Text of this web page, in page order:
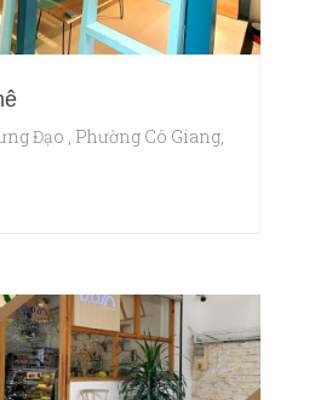
Đạo , Phường Cô Giang, Quận 1,